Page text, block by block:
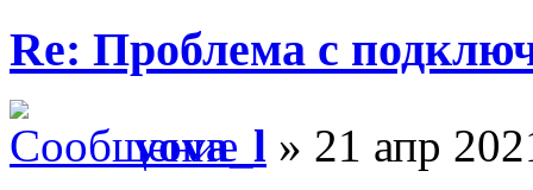
Re: Проблема с
vova_l » 21 апр